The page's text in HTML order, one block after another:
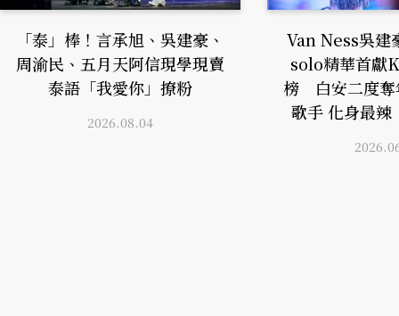
「泰」棒！言承旭、吳建豪、
周渝民、五月天阿信現學現賣
泰語「我愛你」撩粉
2026.08.04
Van Ness吳建
solo精華首獻
榜 白安二度奪
歌手 化身最辣